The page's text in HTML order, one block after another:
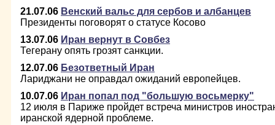
21.07.06 Венский вальс для сербов и албанцев
Президенты поговорят о статусе Косово
13.07.06 Иран вернут в Совбез
Тегерану опять грозят санкции.
12.07.06 Безответный Иран
Лариджани не оправдал ожиданий европейцев.
10.07.06 Иран попал под "большую восьмерку"
12 июля в Париже пройдет встреча министров
иранской ядерной проблеме.